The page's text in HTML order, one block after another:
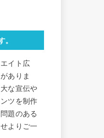
。
イト広
ありま
な宣伝や
ツを制作
題のある
よりご一